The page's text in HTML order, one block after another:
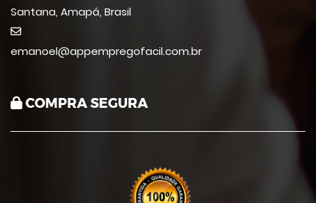
Santana, Amapá, Brasil
emanoel@appempregofacil.com.br
COMPRA SEGURA